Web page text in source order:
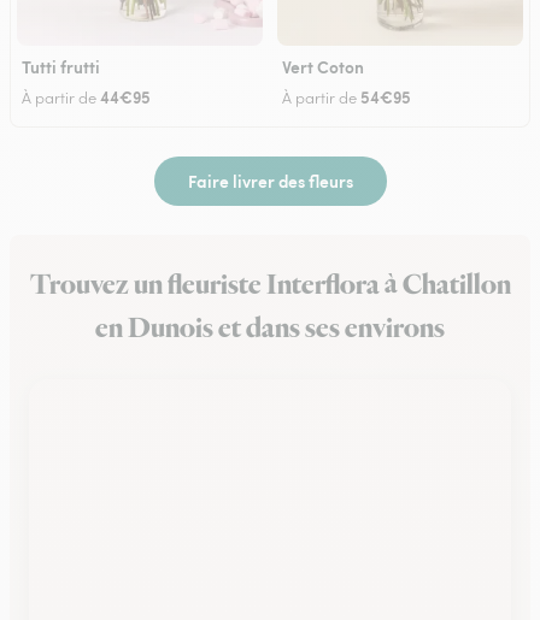
Tutti frutti
À partir de44€95
Vert Coton
À partir de 54€95
Faire livrer des fleurs
Trouvez un fleuriste Interflora à Chatillon
en Dunois et dans ses environs